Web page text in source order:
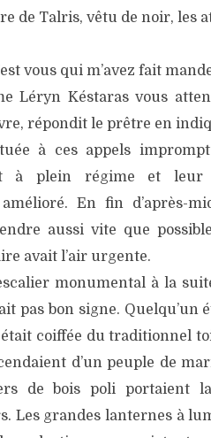
de Talris, vêtu de noir, les
vous qui m’avez fait
Léryn Késtaras vous
répondit le prêtre en
à ces appels
à plein régime et
amélioré. En fin
aussi vite que
avait l’air urgente.
monumental à la
pas bon signe.
coiffée du traditionnel
d’un peuple de
de bois poli portaient
Les grandes lanternes à